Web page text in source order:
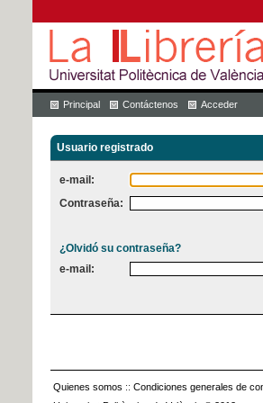
Principal Contáctenos Acceder
Usuario registrado
e-mail:
Contraseña:
¿Olvidó su contraseña?
e-mail:
Quienes somos :: Condiciones generales de